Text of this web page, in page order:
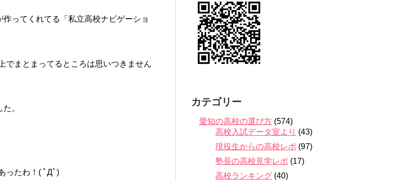
ってくれてる「私立高校ナビゲーショ
でまとまってるところは思いつきません
。
ったわ！( ﾟДﾟ)
カテゴリー
愛知の高校の選び方 (574)
高校入試データ室より (43)
現役生からの高校レポ (97)
塾長の高校見学レポ (17)
高校ランキング (40)